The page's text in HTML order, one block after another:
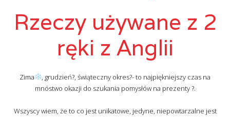
Rzeczy używane z 2
ręki z Anglii
Zima , grudzień?, świąteczny okres?- to najpiękniejszy czas na
mnóstwo okazji do szukania pomysłów na prezenty ?.
Wszyscy wiem, że to co jest unikatowe, jedyne, niepowtarzalne jest